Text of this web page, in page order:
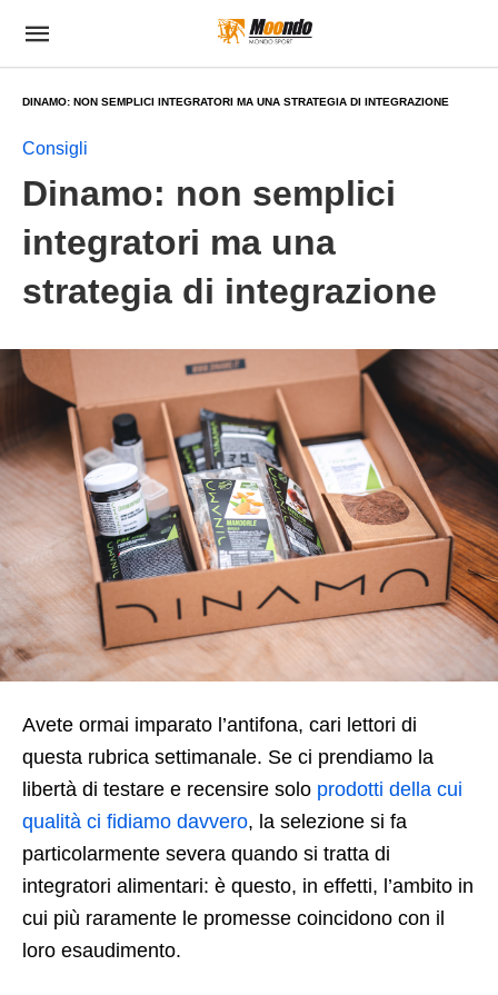
DINAMO: NON SEMPLICI INTEGRATORI MA UNA STRATEGIA DI INTEGRAZIONE
Consigli
Dinamo: non semplici
integratori ma una
strategia di integrazione
Avete ormai imparato l’antifona, cari lettori di
questa rubrica settimanale. Se ci prendiamo la
libertà di testare e recensire solo prodotti della cui
qualità ci fidiamo davvero, la selezione si fa
particolarmente severa quando si tratta di
integratori alimentari: è questo, in effetti, l’ambito in
cui più raramente le promesse coincidono con il
loro esaudimento.